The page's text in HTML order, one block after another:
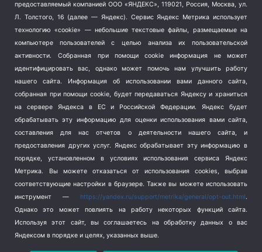
Терроризм (1)
Транспорт (262)
Туризм (178)
Флот (76)
Школа и спорт (2)
Экология (8)
Экономика (1172)
Copyright © 2026
предоставляемый компанией ООО «ЯНДЕКС», 119021, Россия, Москва, ул.
Л. Толстого, 16 (далее — Яндекс). Сервис Яндекс Метрика использует
технологию «cookie» — небольшие текстовые файлы, размещаемые на
компьютере пользователей с целью анализа их пользовательской
активности.
Собранная при помощи cookie информация не может
идентифицировать вас, однако может помочь нам улучшить работу
нашего сайта. Информация об использовании вами данного сайта,
собранная при помощи cookie, будет передаваться Яндексу и храниться
на сервере Яндекса в ЕС и Российской Федерации. Яндекс будет
обрабатывать эту информацию для оценки использования вами сайта,
составления для нас отчетов о деятельности нашего сайта, и
предоставления других услуг. Яндекс обрабатывает эту информацию в
порядке, установленном в условиях использования сервиса Яндекс
Метрика.
Вы можете отказаться от использования cookies, выбрав
соответствующие настройки в браузере. Также вы можете использовать
инструмент — https://yandex.ru/support/metrika/general/opt-out.html.
Однако это может повлиять на работу некоторых функций сайта.
Используя этот сайт, вы соглашаетесь на обработку данных о вас
Яндексом в порядке и целях, указанных выше.